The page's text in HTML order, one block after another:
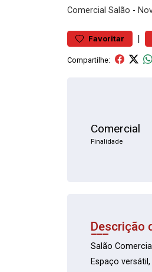
Comercial Salão -
Favoritar |
Compartilhe:
Comercial
Finalidade
Descrição
Salão
Espaço